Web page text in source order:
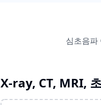
심초음파
X-ray, CT, MRI,